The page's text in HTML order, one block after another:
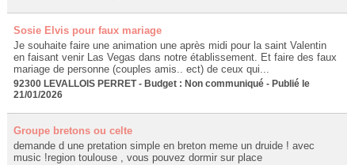
Sosie Elvis pour faux mariage
Je souhaite faire une animation une après midi pour la saint Valentin
en faisant venir Las Vegas dans notre établissement. Et faire des faux
mariage de personne (couples amis.. ect) de ceux qui...
92300 LEVALLOIS PERRET - Budget : Non communiqué - Publié le
21/01/2026
Groupe bretons ou celte
demande d une pretation simple en breton meme un druide ! avec
music !region toulouse , vous pouvez dormir sur place